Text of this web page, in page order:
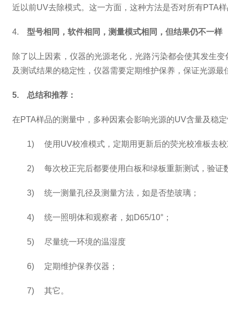
近以前UV去除模式。这一方面，这种方法是否对所有PTA
4. 型号相同，软件相同，测量模式相同，但结果仍不一样
除了以上因素，仪器的光源老化，光路污染都会使其发生
及测试结果的稳定性，仪器需要定期维护保养，保证光源最
5. 总结和推荐：
在PTA样品的测量中，多种因素会影响光源的UV含量及稳
1) 使用 UV校准模式，定期用更新后的荧光校准板去
2) 每次校正完后都要使用白板和绿板重新测试，验证
3) 统一测量孔径及测量方法，如是否垫玻璃；
4) 统一照明体和观察者，如D65/10°；
5) 尽量统一环境的温湿度
6) 定期维护保养仪器；
7) 其它。